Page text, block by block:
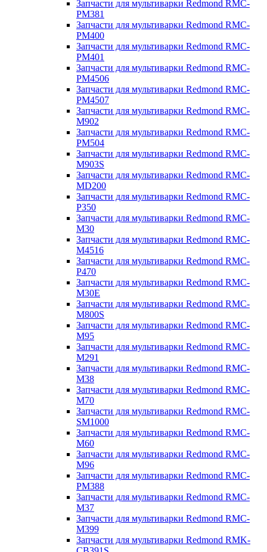
Запчасти для мультиварки Redmond RMC-
PM381
Запчасти для мультиварки Redmond RMC-
PM400
Запчасти для мультиварки Redmond RMC-
PM401
Запчасти для мультиварки Redmond RMC-
PM4506
Запчасти для мультиварки Redmond RMC-
PM4507
Запчасти для мультиварки Redmond RMC-
M902
Запчасти для мультиварки Redmond RMC-
PM504
Запчасти для мультиварки Redmond RMC-
M903S
Запчасти для мультиварки Redmond RMC-
MD200
Запчасти для мультиварки Redmond RMC-
P350
Запчасти для мультиварки Redmond RMC-
M30
Запчасти для мультиварки Redmond RMC-
M4516
Запчасти для мультиварки Redmond RMC-
P470
Запчасти для мультиварки Redmond RMC-
M30E
Запчасти для мультиварки Redmond RMC-
M800S
Запчасти для мультиварки Redmond RMC-
M95
Запчасти для мультиварки Redmond RMC-
M291
Запчасти для мультиварки Redmond RMC-
M38
Запчасти для мультиварки Redmond RMC-
M70
Запчасти для мультиварки Redmond RMC-
SM1000
Запчасти для мультиварки Redmond RMC-
M60
Запчасти для мультиварки Redmond RMC-
M96
Запчасти для мультиварки Redmond RMC-
PM388
Запчасти для мультиварки Redmond RMC-
M37
Запчасти для мультиварки Redmond RMC-
M399
Запчасти для мультиварки Redmond RMK-